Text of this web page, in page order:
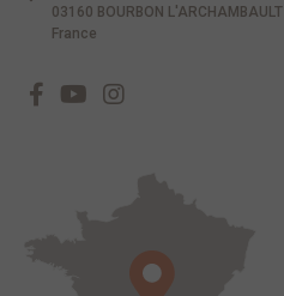
03160 BOURBON L'ARCHAMBAULT
France